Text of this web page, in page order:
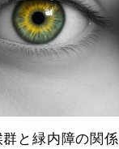
と緑内障の関係